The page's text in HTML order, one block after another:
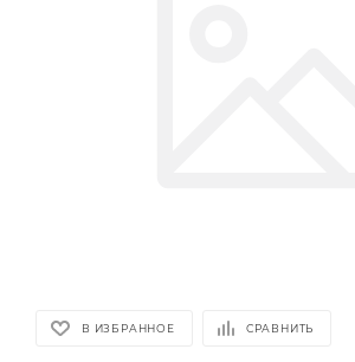
В ИЗБРАННОЕ СРАВНИТЬ